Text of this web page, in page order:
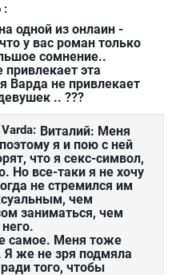
:
одной из онлаин -
у вас роман только
сомнение..
эта
Варда не привлекает
.. ???
Виталий: Меня
я и пою с ней
что я секс-символ,
Но все-таки я не хочу
не стремился им
чем
заниматься, чем
самое. Меня тоже
Я же не зря подмяла
того, чтобы